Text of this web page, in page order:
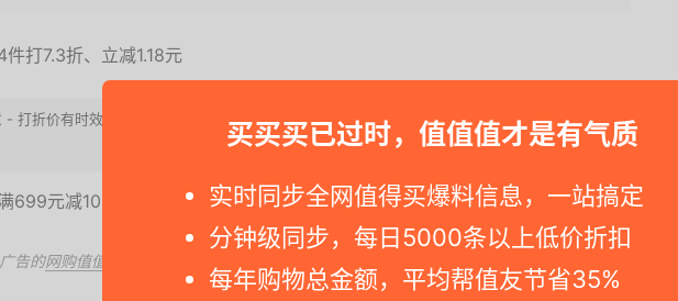
买买买已过时，值值值才是有气质
实时同步全网值得买爆料信息，一站搞定
分钟级同步，每日5000条以上低价折扣
每年购物总金额，平均帮值友节省35%
打7.3折、立减1.18元
打折价有时效性, 请早点买之。如果您点击京东商品链接看到标价变化, 那就是特价已过有效期
699元减100元
告的网购值值值App